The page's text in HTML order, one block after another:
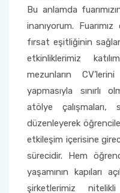
Bu anlamda
inanıyorum.
fırsat eşitliğinin
etkinliklerimiz
mezunların
yapmasıyla sınırlı
atölye
düzenleyerek
etkileşim içerisine
sürecidir. Hem
yaşamının kapıları
şirketlerimiz